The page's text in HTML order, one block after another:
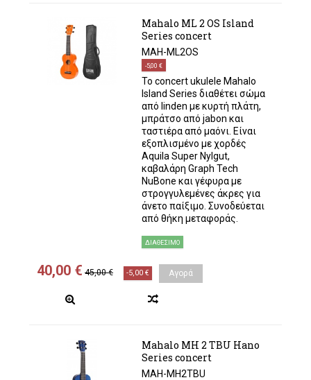
Mahalo ML 2 OS Island
Series concert
MAH-ML2OS
-5,00 €
Το concert ukulele Mahalo
Island Series διαθέτει σώμα
από linden με κυρτή πλάτη,
μπράτσο από jabon και
ταστιέρα από μαόνι. Είναι
εξοπλισμένο με χορδές
Aquila Super Nylgut,
καβαλάρη Graph Tech
NuBone και γέφυρα με
στρογγυλεμένες άκρες για
άνετο παίξιμο. Συνοδεύεται
από θήκη μεταφοράς.
ΔΙΑΘΈΣΙΜΟ
40,00 € 45,00 € -5,00 € Αγορά
Mahalo MH 2 TBU Hano
Series concert
MAH-MH2TBU